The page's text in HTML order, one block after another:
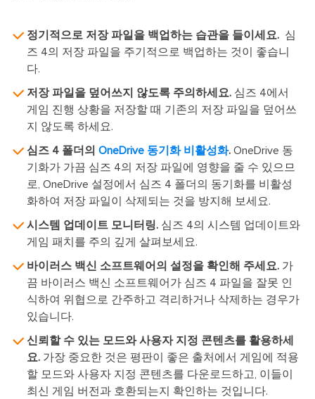
정기적으로 저장 파일을 백업하는 습관을 들이세요.심
즈 4의 저장 파일을 주기적으로 백업하는 것이 좋습니
다.
저장 파일을 덮어쓰지 않도록 주의하세요.심즈 4에서
게임 진행 상황을 저장할 때 기존의 저장 파일을 덮어쓰
지 않도록 하세요.
심즈 4 폴더의 OneDrive 동기화 비활성화.OneDrive 동
기화가 가끔 심즈 4의 저장 파일에 영향을 줄 수 있으므
로, OneDrive 설정에서 심즈 4 폴더의 동기화를 비활성
화하여 저장 파일이 삭제되는 것을 방지해 보세요.
시스템 업데이트 모니터링.심즈 4의 시스템 업데이트와
게임 패치를 주의 깊게 살펴보세요.
바이러스 백신 소프트웨어의 설정을 확인해 주세요.가
끔 바이러스 백신 소프트웨어가 심즈 4 파일을 잘못 인
식하여 위협으로 간주하고 격리하거나 삭제하는 경우가
있습니다.
신뢰할 수 있는 모드와 사용자 지정 콘텐츠를 활용하세
요.가장 중요한 것은 평판이 좋은 출처에서 게임에 적용
할 모드와 사용자 지정 콘텐츠를 다운로드하고, 이들이
최신 게임 버전과 호환되는지 확인하는 것입니다.